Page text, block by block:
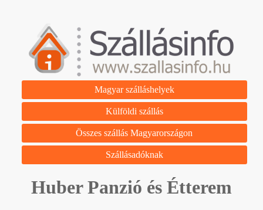
Magyar szálláshelyek
Külföldi szállás
Összes szállás Magyarországon
Szállásadóknak
Huber Panzió és Étterem